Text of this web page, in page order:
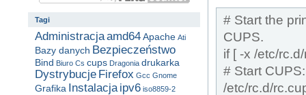
# Start the
CUPS.
if [ -x /etc/
# Start CUPS:
/etc/rc.d/
Tagi
Administracjaamd64Apache Ati
Bazy danych Bezpieczeństwo
Bind Biuro Cs cups Dragonia drukarka
Dystrybucje Firefox Gcc Gnome
Grafika Instalacja ipv6 iso8859-2